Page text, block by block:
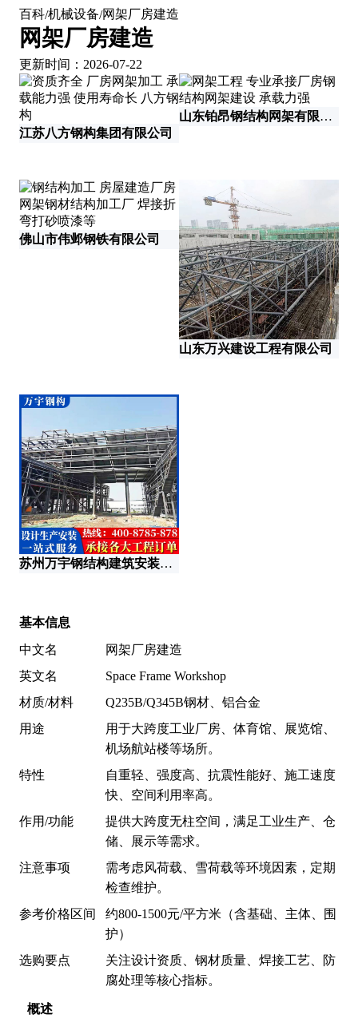
百科/机械设备/网架厂房建造
网架厂房建造
更新时间：2026-07-22
江苏八方钢构集团有限公司
山东铂昂钢结构网架有限公司
佛山市伟邺钢铁有限公司
山东万兴建设工程有限公司
苏州万宇钢结构建筑安装工程有限公司
概述
基本信息
中文名
网架厂房建造
英文名
Space Frame Workshop
材质/材料
Q235B/Q345B钢材、铝合金
用途
用于大跨度工业厂房、体育馆、展览馆、
机场航站楼等场所。
特性
自重轻、强度高、抗震性能好、施工速度
快、空间利用率高。
作用/功能
提供大跨度无柱空间，满足工业生产、仓
储、展示等需求。
注意事项
需考虑风荷载、雪荷载等环境因素，定期
检查维护。
参考价格区间
约800-1500元/平方米（含基础、主体、围
护）
选购要点
关注设计资质、钢材质量、焊接工艺、防
腐处理等核心指标。